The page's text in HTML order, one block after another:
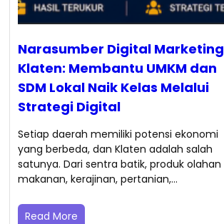
Narasumber Digital Marketing
Klaten: Membantu UMKM dan
SDM Lokal Naik Kelas Melalui
Strategi Digital
Setiap daerah memiliki potensi ekonomi
yang berbeda, dan Klaten adalah salah
satunya. Dari sentra batik, produk olahan
makanan, kerajinan, pertanian,…
Read More